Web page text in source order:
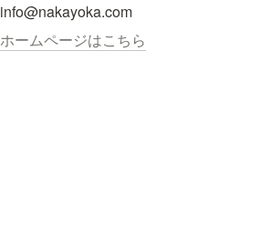
info@nakayoka.com
ホームページはこちら